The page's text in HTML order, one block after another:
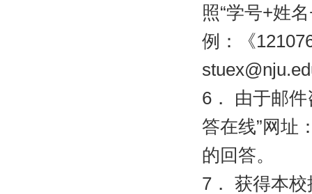
照“学号+姓名
例：《
6 ．
由于邮
答在线”网址
的回答。
7 ．
获得本